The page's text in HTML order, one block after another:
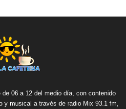
06 a 12 del medio día, con contenido
y musical a través de radio Mix 93.1 fm,